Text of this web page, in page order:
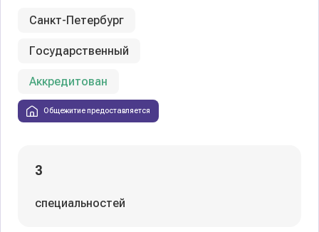
Санкт-Петербург
Государственный
Аккредитован
Общежитие предоставляется
3
специальностей